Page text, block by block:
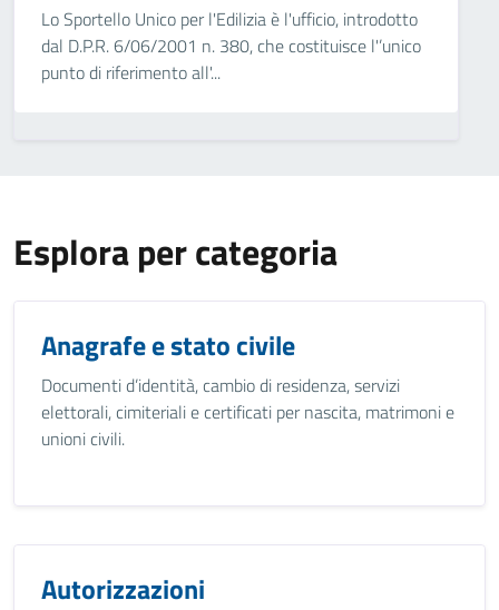
Lo Sportello Unico per l'Edilizia è l'ufficio, introdotto
dal D.P.R. 6/06/2001 n. 380, che costituisce l'’unico
punto di riferimento all'...
Esplora per categoria
Anagrafe e stato civile
Documenti d’identità, cambio di residenza, servizi
elettorali, cimiteriali e certificati per nascita, matrimoni e
unioni civili.
Autorizzazioni